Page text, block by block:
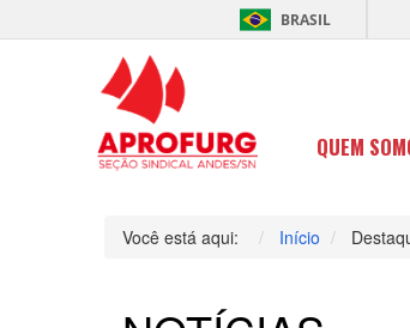
BRASIL
QUEM
Você está aqui: Início